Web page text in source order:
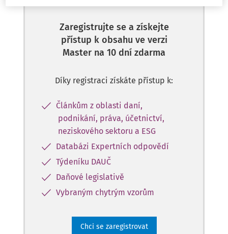
Zaregistrujte se a získejte
přístup k obsahu ve verzi
Master na 10 dní zdarma
Díky registraci získáte přístup k:
Článkům z oblasti daní,
podnikání, práva, účetnictví,
neziskového sektoru a ESG
Databázi Expertních odpovědí
Týdeníku DAUČ
Daňové legislativě
Vybraným chytrým vzorům
Chci se zaregistrovat